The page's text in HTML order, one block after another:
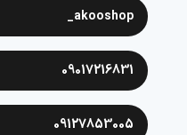
akooshop_
09017216831
09127853005